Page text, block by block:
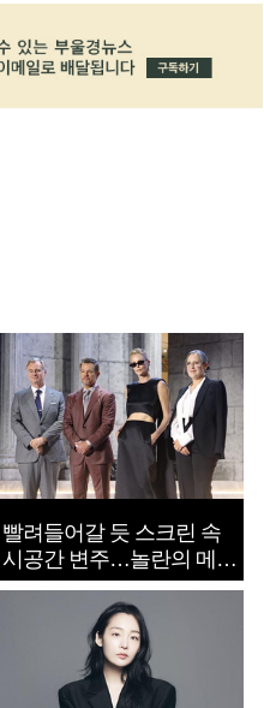
빨려들어갈 듯 스크린 속
시공간 변주…놀란의 메시
지는 ‘전쟁 속죄’